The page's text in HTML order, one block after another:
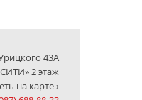
43А
2 этаж
на карте ›